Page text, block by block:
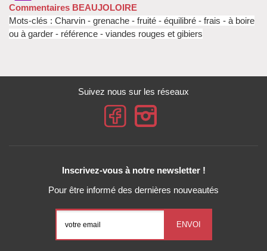
Commentaires BEAUJOLOIRE
Mots-clés : Charvin - grenache - fruité - équilibré - frais - à boire
ou à garder - référence - viandes rouges et gibiers
Suivez nous sur les réseaux
Inscrivez-vous à notre newsletter !
Pour être informé des dernières nouveautés